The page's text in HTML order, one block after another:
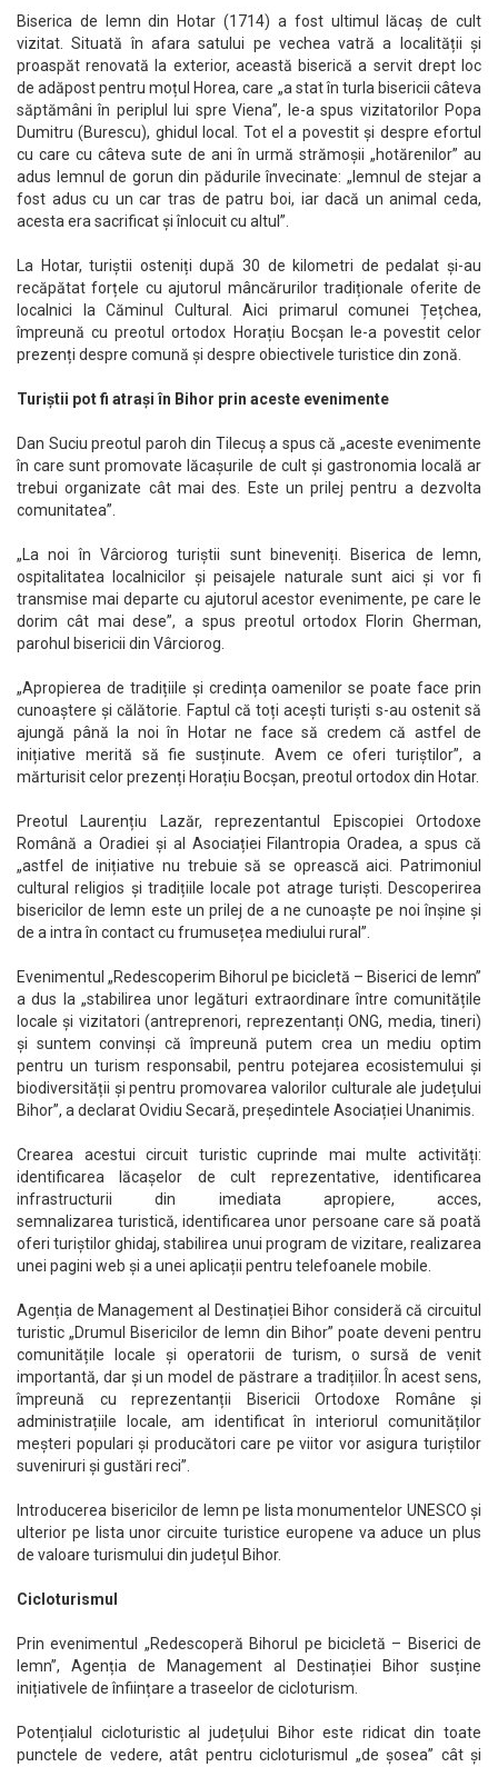
Biserica de lemn din Hotar (1714) a fost ultimul lăcaș de cult
vizitat. Situată în afara satului pe vechea vatră a localității și
proaspăt renovată la exterior, această biserică a servit drept loc
de adăpost pentru moțul Horea, care „a stat în turla bisericii câteva
săptămâni în periplul lui spre Viena”, le-a spus vizitatorilor Popa
Dumitru (Burescu), ghidul local. Tot el a povestit și despre efortul
cu care cu câteva sute de ani în urmă strămoșii „hotărenilor” au
adus lemnul de gorun din pădurile învecinate: „lemnul de stejar a
fost adus cu un car tras de patru boi, iar dacă un animal ceda,
acesta era sacrificat și înlocuit cu altul”.
La Hotar, turiștii osteniți după 30 de kilometri de pedalat și-au
recăpătat forțele cu ajutorul mâncărurilor tradiționale oferite de
localnici la Căminul Cultural. Aici primarul comunei Țețchea,
împreună cu preotul ortodox Horațiu Bocșan le-a povestit celor
prezenți despre comună și despre obiectivele turistice din zonă.
Turiștii pot fi atrași în Bihor prin aceste evenimente
Dan Suciu preotul paroh din Tilecuș a spus că „aceste evenimente
în care sunt promovate lăcașurile de cult și gastronomia locală ar
trebui organizate cât mai des. Este un prilej pentru a dezvolta
comunitatea”.
„La noi în Vârciorog turiștii sunt bineveniți. Biserica de lemn,
ospitalitatea localnicilor și peisajele naturale sunt aici și vor fi
transmise mai departe cu ajutorul acestor evenimente, pe care le
dorim cât mai dese”, a spus preotul ortodox Florin Gherman,
parohul bisericii din Vârciorog.
„Apropierea de tradițiile și credința oamenilor se poate face prin
cunoaștere și călătorie. Faptul că toți acești turiști s-au ostenit să
ajungă până la noi în Hotar ne face să credem că astfel de
inițiative merită să fie susținute. Avem ce oferi turiștilor”, a
mărturisit celor prezenți Horațiu Bocșan, preotul ortodox din Hotar.
Preotul Laurențiu Lazăr, reprezentantul Episcopiei Ortodoxe
Română a Oradiei și al Asociației Filantropia Oradea, a spus că
„astfel de inițiative nu trebuie să se oprească aici. Patrimoniul
cultural religios și tradițiile locale pot atrage turiști. Descoperirea
bisericilor de lemn este un prilej de a ne cunoaște pe noi înșine și
de a intra în contact cu frumusețea mediului rural”.
Evenimentul „Redescoperim Bihorul pe bicicletă – Biserici de lemn”
a dus la „stabilirea unor legături extraordinare între comunitățile
locale și vizitatori (antreprenori, reprezentanți ONG, media, tineri)
și suntem convinși că împreună putem crea un mediu optim
pentru un turism responsabil, pentru potejarea ecosistemului și
biodiversității și pentru promovarea valorilor culturale ale județului
Bihor”, a declarat Ovidiu Secară, președintele Asociației Unanimis.
Crearea acestui circuit turistic cuprinde mai multe activități:
identificarea lăcașelor de cult reprezentative, identificarea
infrastructurii din imediata apropiere, acces,
semnalizarea turistică, identificarea unor persoane care să poată
oferi turiștilor ghidaj, stabilirea unui program de vizitare, realizarea
unei pagini web și a unei aplicații pentru telefoanele mobile.
Agenția de Management al Destinației Bihor consideră că circuitul
turistic „Drumul Bisericilor de lemn din Bihor” poate deveni pentru
comunitățile locale și operatorii de turism, o sursă de venit
importantă, dar și un model de păstrare a tradițiilor. În acest sens,
împreună cu reprezentanții Bisericii Ortodoxe Române și
administrațiile locale, am identificat în interiorul comunităților
meșteri populari și producători care pe viitor vor asigura turiștilor
suveniruri și gustări reci”.
Introducerea bisericilor de lemn pe lista monumentelor UNESCO și
ulterior pe lista unor circuite turistice europene va aduce un plus
de valoare turismului din județul Bihor.
Cicloturismul
Prin evenimentul „Redescoperă Bihorul pe bicicletă – Biserici de
lemn”, Agenția de Management al Destinației Bihor susține
inițiativele de înființare a traseelor de cicloturism.
Potențialul cicloturistic al județului Bihor este ridicat din toate
punctele de vedere, atât pentru cicloturismul „de șosea” cât și